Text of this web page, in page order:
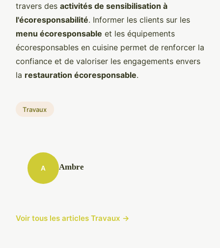
travers des activités de sensibilisation à
l'écoresponsabilité. Informer les clients sur les
menu écoresponsable et les équipements
écoresponsables en cuisine permet de renforcer la
confiance et de valoriser les engagements envers
la restauration écoresponsable.
Travaux
A Ambre
Voir tous les articles Travaux →